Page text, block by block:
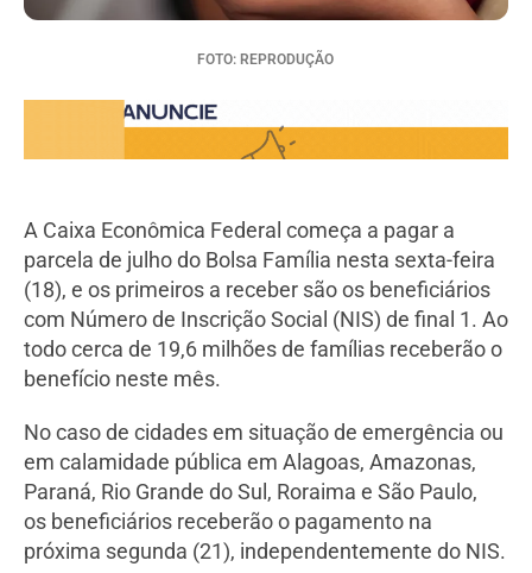
FOTO: REPRODUÇÃO
A Caixa Econômica Federal começa a pagar a
parcela de julho do Bolsa Família nesta sexta-feira
(18), e os primeiros a receber são os beneficiários
com Número de Inscrição Social (NIS) de final 1. Ao
todo cerca de 19,6 milhões de famílias receberão o
benefício neste mês.
No caso de cidades em situação de emergência ou
em calamidade pública em Alagoas, Amazonas,
Paraná, Rio Grande do Sul, Roraima e São Paulo,
os beneficiários receberão o pagamento na
próxima segunda (21), independentemente do NIS.